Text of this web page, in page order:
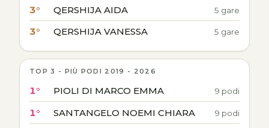
3° QERSHIJA AIDA 5 gare
3° QERSHIJA VANESSA 5 gare
TOP 3 - PIÙ PODI 2019 - 2026
1° PIOLI DI MARCO EMMA 9 podi
1° SANTANGELO NOEMI CHIARA 9 podi